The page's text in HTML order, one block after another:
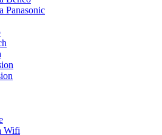
Panasonic
Wifi